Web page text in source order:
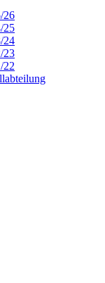
26
25
24
23
22